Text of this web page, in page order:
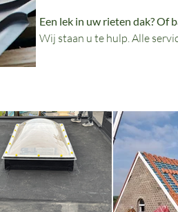
Een lek in uw rieten dak? Of
Wij staan u te hulp. Alle